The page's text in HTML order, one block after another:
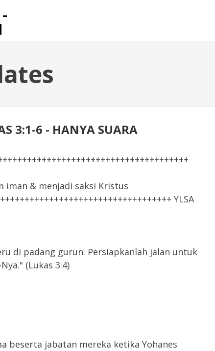
3:1-6 - HANYA SUARA
& menjadi saksi Kristus
YLSA
di padang gurun: Persiapkanlah jalan untuk
(Lukas 3:4)
beserta jabatan mereka ketika Yohanes